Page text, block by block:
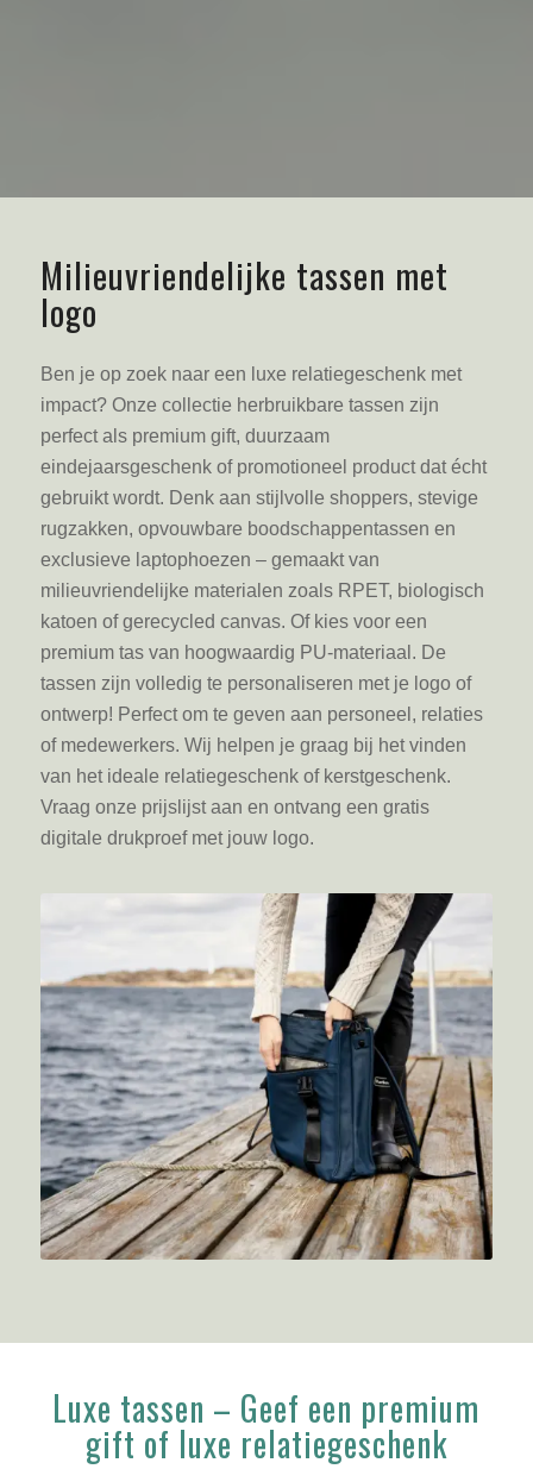
Milieuvriendelijke tassen met
logo
Ben je op zoek naar een luxe relatiegeschenk met
impact? Onze collectie herbruikbare tassen zijn
perfect als premium gift, duurzaam
eindejaarsgeschenk of promotioneel product dat écht
gebruikt wordt. Denk aan stijlvolle shoppers, stevige
rugzakken, opvouwbare boodschappentassen en
exclusieve laptophoezen – gemaakt van
milieuvriendelijke materialen zoals RPET, biologisch
katoen of gerecycled canvas. Of kies voor een
premium tas van hoogwaardig PU-materiaal. De
tassen zijn volledig te personaliseren met je logo of
ontwerp! Perfect om te geven aan personeel, relaties
of medewerkers. Wij helpen je graag bij het vinden
van het ideale relatiegeschenk of kerstgeschenk.
Vraag onze prijslijst aan en ontvang een gratis
digitale drukproef met jouw logo.
Luxe tassen – Geef een premium
gift of luxe relatiegeschenk